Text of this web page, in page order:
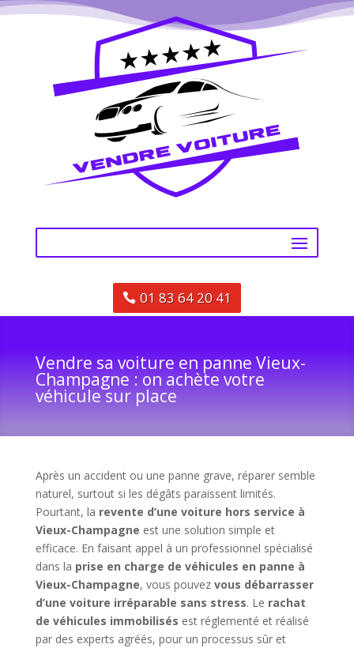
01 83 64 20 41
Vendre sa voiture en panne Vieux-
Champagne : on achète votre
véhicule sur place
Après un accident ou une panne grave, réparer semble
naturel, surtout si les dégâts paraissent limités.
Pourtant, la revente d’une voiture hors service à
Vieux-Champagne est une solution simple et
efficace. En faisant appel à un professionnel spécialisé
dans la prise en charge de véhicules en panne à
Vieux-Champagne, vous pouvez vous débarrasser
d’une voiture irréparable sans stress. Le rachat
de véhicules immobilisés est réglementé et réalisé
par des experts agréés, pour un processus sûr et